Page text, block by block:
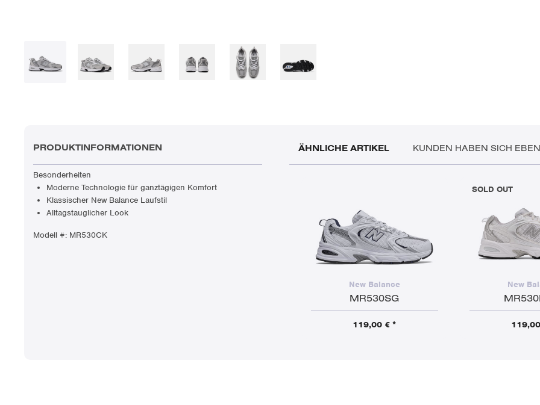
PRODUKTINFORMATIONEN
Besonderheiten
Moderne Technologie für ganztägigen Komfort
Klassischer New Balance Laufstil
Alltagstauglicher Look
Modell #: MR530CK
ÄHNLICHE ARTIKEL KUNDEN HABEN SICH
New Balance
MR530SG
119,00 € *
SOLD OUT
New